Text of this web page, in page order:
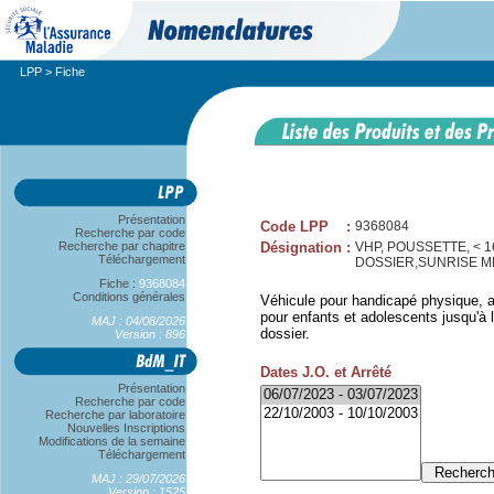
LPP > Fiche
Présentation
Recherche par code
Recherche par chapitre
Téléchargement
Fiche : 9368084
Conditions générales
MAJ : 04/08/2026
Version : 896
Présentation
Recherche par code
Recherche par laboratoire
Nouvelles Inscriptions
Modifications de la semaine
Téléchargement
MAJ : 29/07/2026
Code LPP : 9368084
Désignation : VHP, POUSSETTE, <
DOSSIER,SUNRISE
Véhicule pour handicapé physique,
pour enfants et adolescents jusqu'à
dossier.
Dates J.O. et Arrêté